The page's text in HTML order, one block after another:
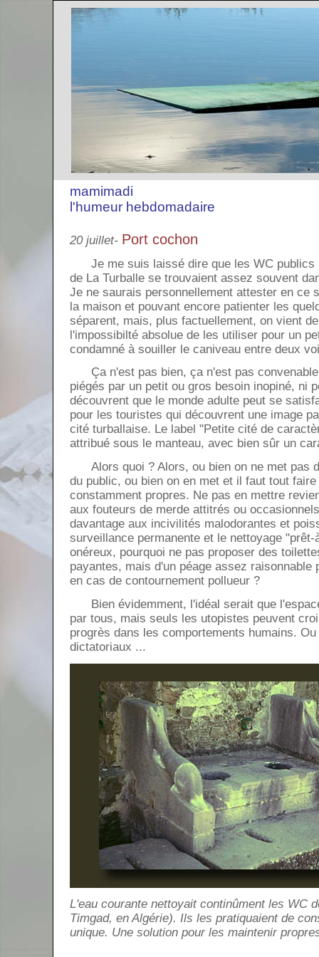
mamimadi
l'humeur hebdomadaire
20 juillet- Port cochon
Je me suis laissé dire que les WC publics
de La Turballe se trouvaient assez souvent
Je ne saurais personnellement attester en ce
la maison et pouvant encore patienter les
séparent, mais, plus factuellement, on vient
l'impossibilté absolue de les utiliser pour un
condamné à souiller le caniveau entre deux
Ça n'est pas bien, ça n'est pas
piégés par un petit ou gros besoin inopiné, ni
découvrent que le monde adulte peut se
pour les touristes qui découvrent une image
cité turballaise. Le label "Petite cité de
attribué sous le manteau, avec bien sûr un
Alors quoi ? Alors, ou bien on ne met pas
du public, ou bien on en met et il faut tout
constamment propres. Ne pas en mettre
aux fouteurs de merde attitrés ou
davantage aux incivilités malodorantes et
surveillance permanente et le nettoyage
onéreux, pourquoi ne pas proposer des
payantes, mais d'un péage assez raisonnable
en cas de contournement pollueur ?
Bien évidemment, l'idéal serait que
par tous, mais seuls les utopistes peuvent
progrès dans les comportements humains.
dictatoriaux ...
L'eau courante nettoyait continûment les WC
Timgad, en Algérie). Ils les pratiquaient de
unique. Une solution pour les maintenir